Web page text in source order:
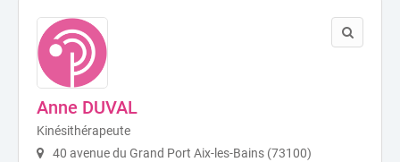
Anne DUVAL
Kinésithérapeute
40 avenue du Grand Port Aix-les-Bains (73100)